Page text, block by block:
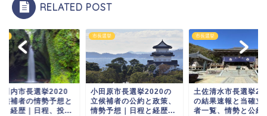
RELATED POST
川内市長選挙2020
候補者の情勢予想と
・経歴｜日程、投...
市長選挙
小田原市長選挙2020の
立候補者の公約と政策、
情勢予想｜日程と経歴...
市長選挙
土佐清水市長選挙
の結果速報と当確立
者一覧、情勢と公約